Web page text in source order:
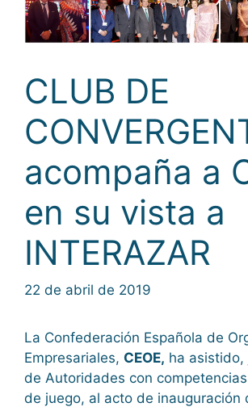
CLUB DE
acompaña a
en su vista a
INTERAZAR
22 de abril de 2019
La Confederación Española de
Empresariales, CEOE, ha
de Autoridades con
de juego, al acto de inauguración